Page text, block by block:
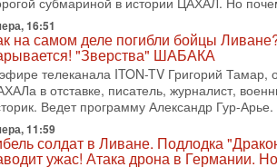
2026, 17:50
голос» Израиля: кто заберет его
русскоязычных репатриантов не раз
политический ландшафт Израиля.
взлет партии «Исраэль ба-алия»,
2026, 17:00
закрытых дверей: о чём на самом
Трамп и Нетаньяху?
16:51
на самом деле погибли бойцы
"Зверства" ШАБАКА
телеканала ITON-TV Григорий Тамар,
в отставке, писатель, журналист,
Ведет программу Александр Гур-Арье.
11:59
солдат в Ливане. Подлодка
ужас! Атака дрона в Германии.